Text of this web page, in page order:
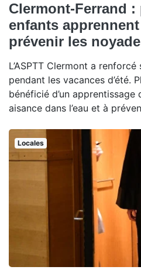
Clermont-Ferrand :
enfants
prévenir les
L’ASPTT Clermont a
pendant les vacances d’été.
bénéficié d’un
aisance dans l’eau et à
Locales